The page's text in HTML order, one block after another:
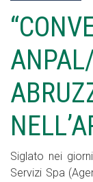
Siglato nei
Servizi Spa